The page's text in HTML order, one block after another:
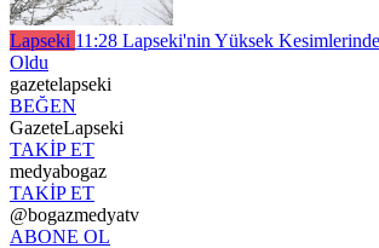
Lapseki 11:28 Lapseki'nin Yüksek
Oldu
gazetelapseki
BEĞEN
GazeteLapseki
TAKİP ET
medyabogaz
TAKİP ET
@bogazmedyatv
ABONE OL